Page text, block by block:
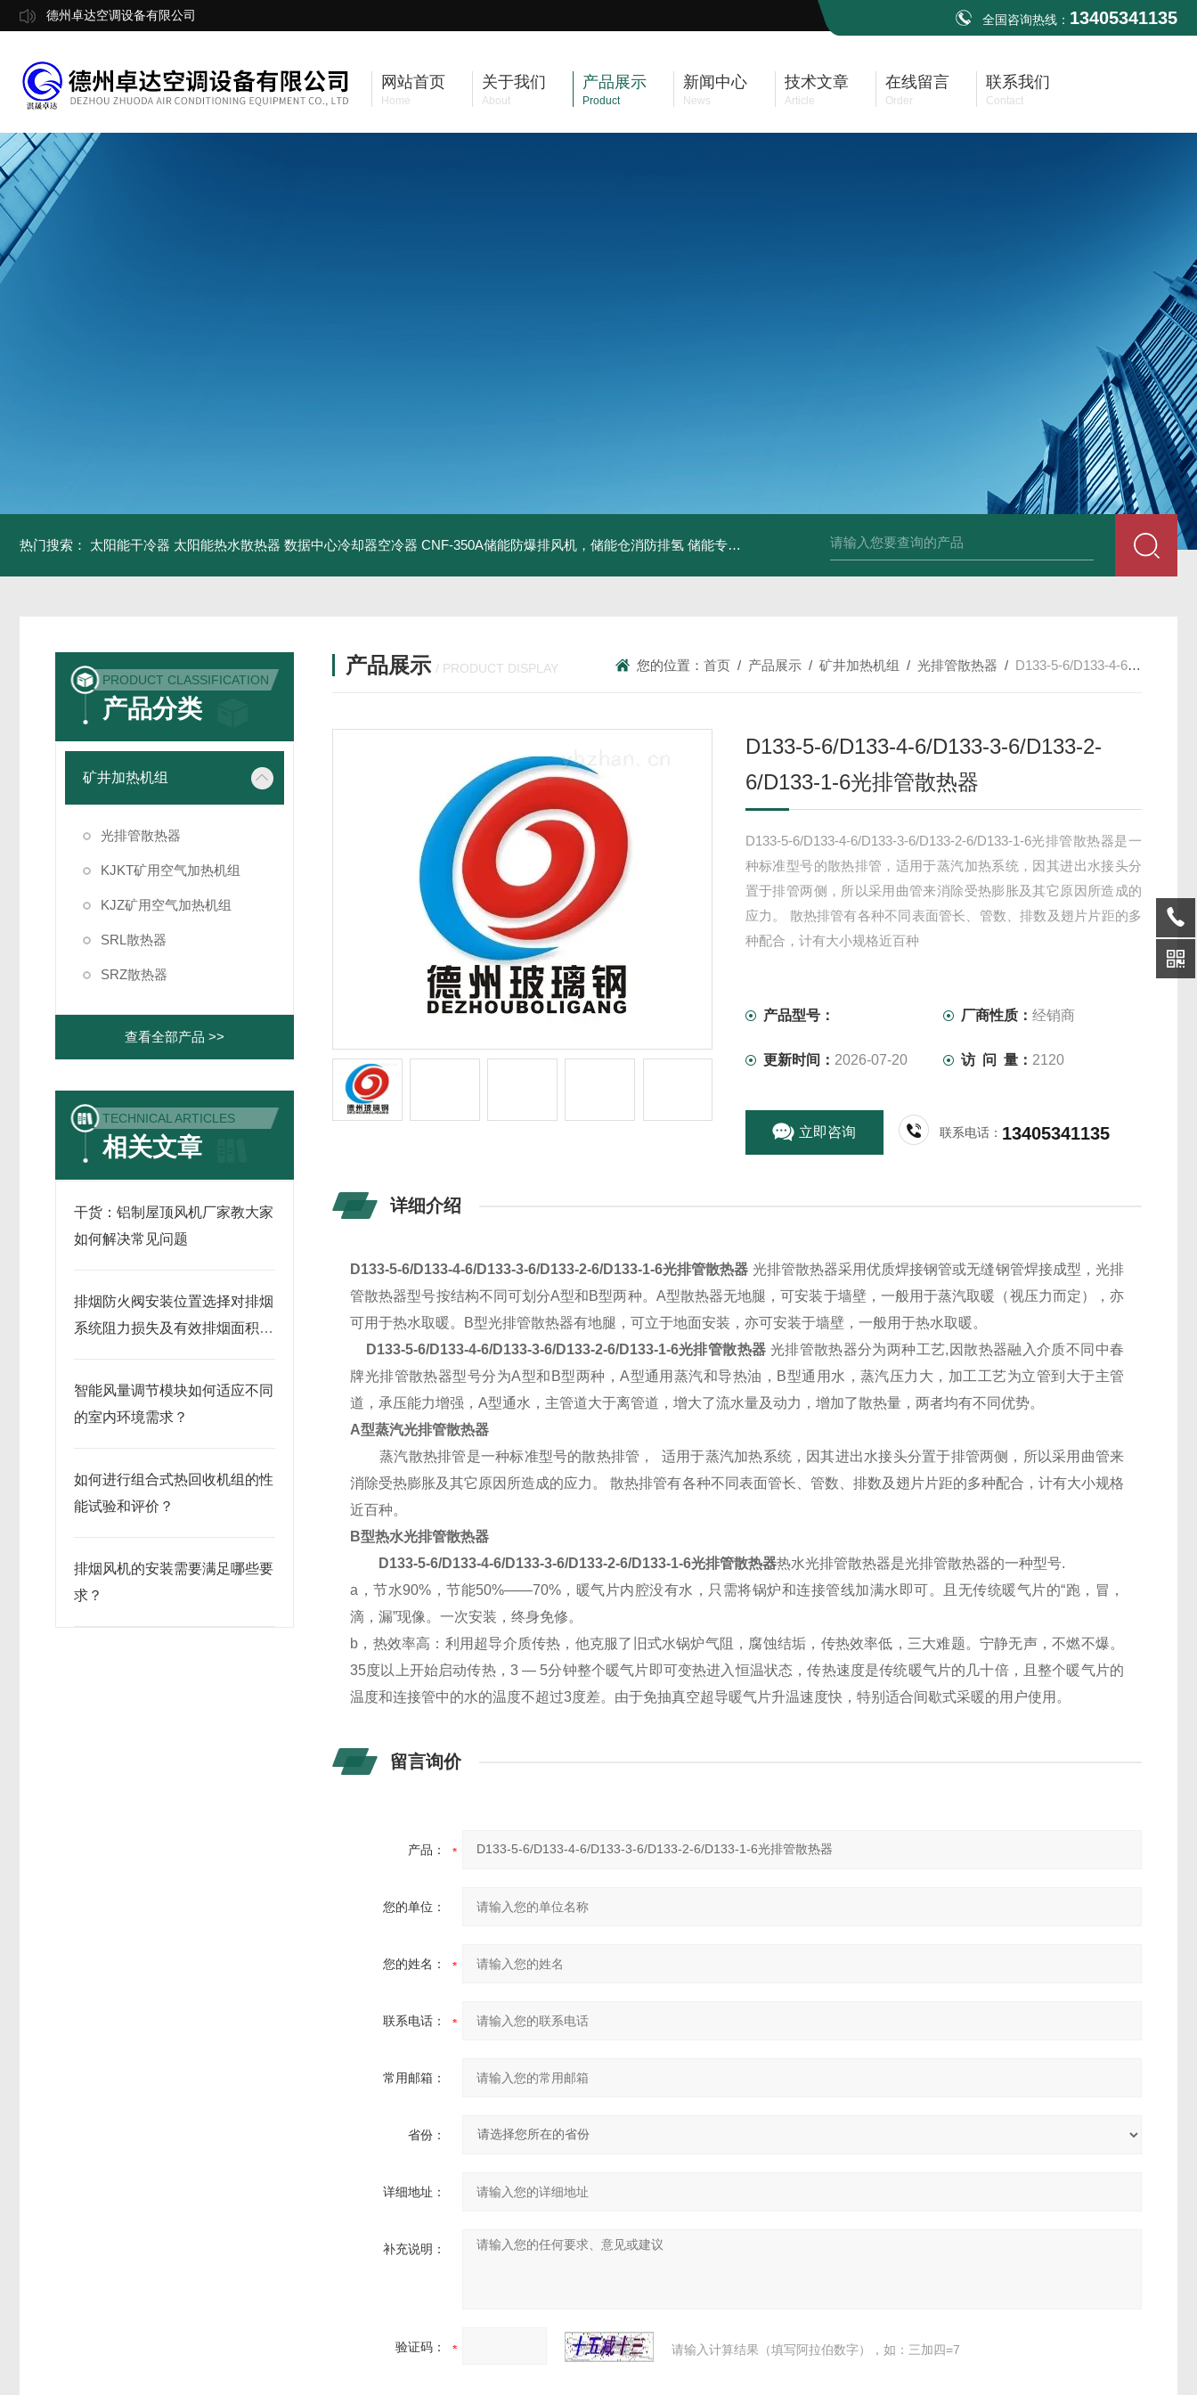
德州卓达空调设备有限公司 全国咨询热线： 13405341135
网站首页
Home
关于我们
About
产品展示
Product
新闻中心
News
技术文章
Article
在线留言
Order
联系我们
Contact
热门搜索： 太阳能干冷器 太阳能热水散热器 数据中心冷却器空冷器 CNF-350A储能防爆排风机，储能仓消防排氢 储能专用风机 储能箱风机 储能柜专用风机 PF-200/300/400/500排气扇/卫生间通风器
PRODUCT CLASSIFICATION
产品分类
矿井加热机组
光排管散热器
KJKT矿用空气加热机组
KJZ矿用空气加热机组
SRL散热器
SRZ散热器
查看全部产品 >>
TECHNICAL ARTICLES
相关文章
干货：铝制屋顶风机厂家教大家
如何解决常见问题
排烟防火阀安装位置选择对排烟
系统阻力损失及有效排烟面积的
智能风量调节模块如何适应不同
的室内环境需求？
如何进行组合式热回收机组的性
能试验和评价？
排烟风机的安装需要满足哪些要
求？
产品展示 / PRODUCT DISPLAY 您的位置：首页 / 产品展示 /矿井加热机组 /光排管散热器 / D133-5-6/D133-4-6/D133-3-6/D133-2-6/D133-1-6光排管散热器
D133-5-6/D133-4-6/D133-3-6/D133-2-
6/D133-1-6光排管散热器
D133-5-6/D133-4-6/D133-3-6/D133-2-6/D133-1-6光排管散热器是一
种标准型号的散热排管，适用于蒸汽加热系统，因其进出水接头分
置于排管两侧，所以采用曲管来消除受热膨胀及其它原因所造成的
应力。 散热排管有各种不同表面管长、管数、排数及翅片片距的多
种配合，计有大小规格近百种
产品型号： 厂商性质：经销商
更新时间： 2026-07-20 访 问 量： 2120
立即咨询 联系电话： 13405341135
详细介绍
D133-5-6/D133-4-6/D133-3-6/D133-2-6/D133-1-6光排管散热器 光排管散热器采用优质焊接钢管或无缝钢管焊接成型，光排
管散热器型号按结构不同可划分A型和B型两种。A型散热器无地腿，可安装于墙壁，一般用于蒸汽取暖（视压力而定），亦
可用于热水取暖。B型光排管散热器有地腿，可立于地面安装，亦可安装于墙壁，一般用于热水取暖。
D133-5-6/D133-4-6/D133-3-6/D133-2-6/D133-1-6光排管散热器 光排管散热器分为两种工艺,因散热器融入介质不同中春
牌光排管散热器型号分为A型和B型两种，A型通用蒸汽和导热油，B型通用水，蒸汽压力大，加工工艺为立管到大于主管
道，承压能力增强，A型通水，主管道大于离管道，增大了流水量及动力，增加了散热量，两者均有不同优势。
A型蒸汽光排管散热器
蒸汽散热排管是一种标准型号的散热排管， 适用于蒸汽加热系统，因其进出水接头分置于排管两侧，所以采用曲管来
消除受热膨胀及其它原因所造成的应力。 散热排管有各种不同表面管长、管数、排数及翅片片距的多种配合，计有大小规格
近百种。
B型热水光排管散热器
D133-5-6/D133-4-6/D133-3-6/D133-2-6/D133-1-6光排管散热器热水光排管散热器是光排管散热器的一种型号.
a ，节水90%，节能50%——70%，暖气片内腔没有水，只需将锅炉和连接管线加满水即可。且无传统暖气片的“跑，冒，
滴，漏”现像。一次安装，终身免修。
b ，热效率高：利用超导介质传热，他克服了旧式水锅炉气阻，腐蚀结垢，传热效率低，三大难题。宁静无声，不燃不爆。
35度以上开始启动传热，3 — 5分钟整个暖气片即可变热进入恒温状态，传热速度是传统暖气片的几十倍，且整个暖气片的
温度和连接管中的水的温度不超过3度差。由于免抽真空超导暖气片升温速度快，特别适合间歇式采暖的用户使用。
留言询价
产品：
您的单位：
您的姓名：
联系电话：
常用邮箱：
省份：
详细地址：
补充说明：
验证码： 请输入计算结果（填写阿拉伯数字），如：三加四=7